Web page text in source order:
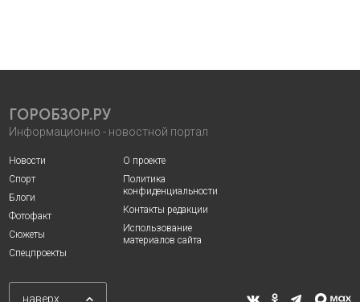
ГОРОБЗОР.РУ
Информационно - новостной портал
Новости
Спорт
Блоги
Фотофакт
Сюжеты
Спецпроекты
О проекте
Политика
конфиденциальности
Контакты редакции
Использование
материалов сайта
наверх